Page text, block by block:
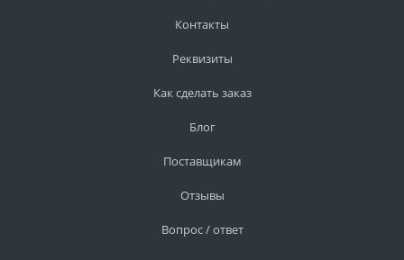
Контакты
Реквизиты
Как сделать заказ
Блог
Поставщикам
Отзывы
Вопрос / ответ